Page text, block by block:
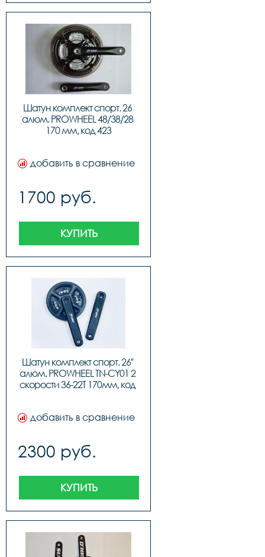
Шатун комплект спорт. 26
алюм. PROWHEEL 48/38/28
170 мм, код 423
добавить в сравнение
1700 руб.
КУПИТЬ
Шатун комплект спорт. 26''
алюм. PROWHEEL TN-CY01 2
скорости 36-22T 170мм, код
добавить в сравнение
2300 руб.
КУПИТЬ